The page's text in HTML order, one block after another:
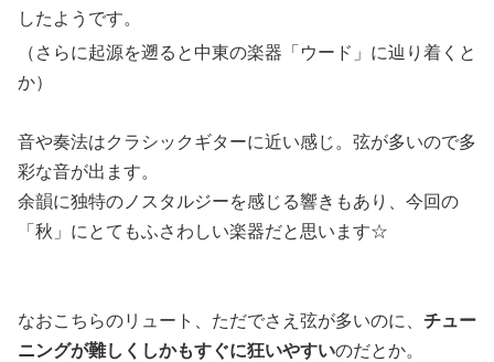
したようです。
（さらに起源を遡ると中東の楽器「ウード」に辿り着くと
か）
音や奏法はクラシックギターに近い感じ。弦が多いので多
彩な音が出ます。
余韻に独特のノスタルジーを感じる響きもあり、今回の
「秋」にとてもふさわしい楽器だと思います☆
なおこちらのリュート、ただでさえ弦が多いのに、 チュー
ニングが難しくしかもすぐに狂いやすいのだとか。